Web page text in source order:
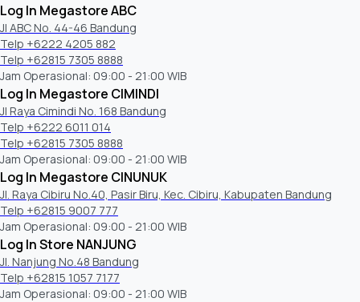
Log In Megastore ABC
Jl ABC No. 44-46 Bandung
Telp +6222 4205 882
Telp +62815 7305 8888
Jam Operasional: 09:00 - 21:00 WIB
Log In Megastore CIMINDI
Jl Raya Cimindi No. 168 Bandung
Telp +6222 6011 014
Telp +62815 7305 8888
Jam Operasional: 09:00 - 21:00 WIB
Log In Megastore CINUNUK
Jl. Raya Cibiru No.40, Pasir Biru, Kec. Cibiru, Kabupaten Bandung
Telp +62815 9007 777
Jam Operasional: 09:00 - 21:00 WIB
Log In Store NANJUNG
Jl. Nanjung No.48 Bandung
Telp +62815 1057 7177
Jam Operasional: 09:00 - 21:00 WIB